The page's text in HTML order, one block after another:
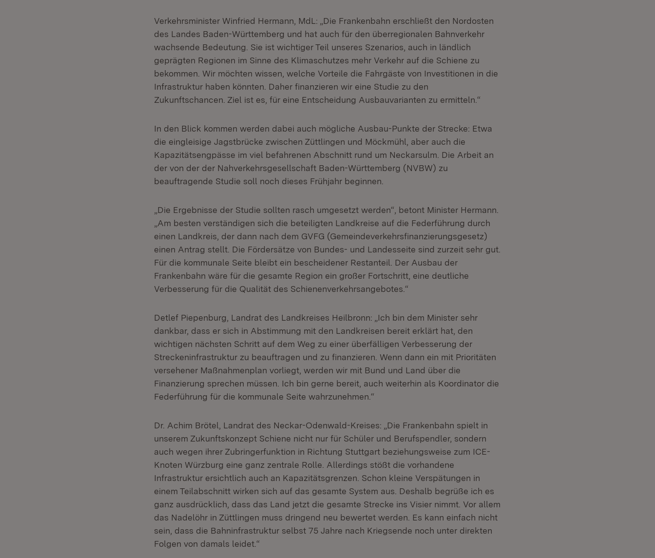
Verkehrsminister Winfried Hermann, MdL: „Die Frankenbahn erschließt den Nordosten
des Landes Baden-Württemberg und hat auch für den überregionalen Bahnverkehr
wachsende Bedeutung. Sie ist wichtiger Teil unseres Szenarios, auch in ländlich
geprägten Regionen im Sinne des Klimaschutzes mehr Verkehr auf die Schiene zu
bekommen. Wir möchten wissen, welche Vorteile die Fahrgäste von Investitionen in die
Infrastruktur haben könnten. Daher finanzieren wir eine Studie zu den
Zukunftschancen. Ziel ist es, für eine Entscheidung Ausbauvarianten zu ermitteln.“
In den Blick kommen werden dabei auch mögliche Ausbau-Punkte der Strecke: Etwa
die eingleisige Jagstbrücke zwischen Züttlingen und Möckmühl, aber auch die
Kapazitätsengpässe im viel befahrenen Abschnitt rund um Neckarsulm. Die Arbeit an
der von der der Nahverkehrsgesellschaft Baden-Württemberg (NVBW) zu
beauftragende Studie soll noch dieses Frühjahr beginnen.
„Die Ergebnisse der Studie sollten rasch umgesetzt werden“, betont Minister Hermann.
„Am besten verständigen sich die beteiligten Landkreise auf die Federführung durch
einen Landkreis, der dann nach dem GVFG (Gemeindeverkehrsfinanzierungsgesetz)
einen Antrag stellt. Die Fördersätze von Bundes- und Landesseite sind zurzeit sehr gut.
Für die kommunale Seite bleibt ein bescheidener Restanteil. Der Ausbau der
Frankenbahn wäre für die gesamte Region ein großer Fortschritt, eine deutliche
Verbesserung für die Qualität des Schienenverkehrsangebotes.“
Detlef Piepenburg, Landrat des Landkreises Heilbronn: „Ich bin dem Minister sehr
dankbar, dass er sich in Abstimmung mit den Landkreisen bereit erklärt hat, den
wichtigen nächsten Schritt auf dem Weg zu einer überfälligen Verbesserung der
Streckeninfrastruktur zu beauftragen und zu finanzieren. Wenn dann ein mit Prioritäten
versehener Maßnahmenplan vorliegt, werden wir mit Bund und Land über die
Finanzierung sprechen müssen. Ich bin gerne bereit, auch weiterhin als Koordinator die
Federführung für die kommunale Seite wahrzunehmen.“
Dr. Achim Brötel, Landrat des Neckar-Odenwald-Kreises: „Die Frankenbahn spielt in
unserem Zukunftskonzept Schiene nicht nur für Schüler und Berufspendler, sondern
auch wegen ihrer Zubringerfunktion in Richtung Stuttgart beziehungsweise zum ICE-
Knoten Würzburg eine ganz zentrale Rolle. Allerdings stößt die vorhandene
Infrastruktur ersichtlich auch an Kapazitätsgrenzen. Schon kleine Verspätungen in
einem Teilabschnitt wirken sich auf das gesamte System aus. Deshalb begrüße ich es
ganz ausdrücklich, dass das Land jetzt die gesamte Strecke ins Visier nimmt. Vor allem
das Nadelöhr in Züttlingen muss dringend neu bewertet werden. Es kann einfach nicht
sein, dass die Bahninfrastruktur selbst 75 Jahre nach Kriegsende noch unter direkten
Folgen von damals leidet.“